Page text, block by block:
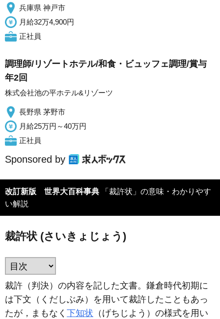
兵庫県 神戸市
月給32万4,900円
正社員
調理師/リゾートホテル/和食・ビュッフェ調理/賞与
年2回
株式会社池の平ホテル&リゾーツ
長野県 茅野市
月給25万円～40万円
正社員
Sponsored by
改訂新版 世界大百科事典 「裁許状」の意味・わかりやす
い解説
裁許状 (さいきょじょう)
裁許（判決）の内容を記した文書。鎌倉時代初期に
は下文（くだしぶみ）を用いて裁許したこともあっ
たが，まもなく 下知状 （げちじよう）の様式を用い